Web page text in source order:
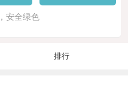
安全绿色
排行